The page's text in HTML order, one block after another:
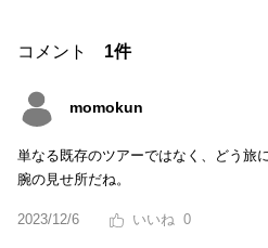
コメント 1件
momokun
単なる既存のツアーではなく、どう旅
腕の見せ所だね。
2023/12/6 0